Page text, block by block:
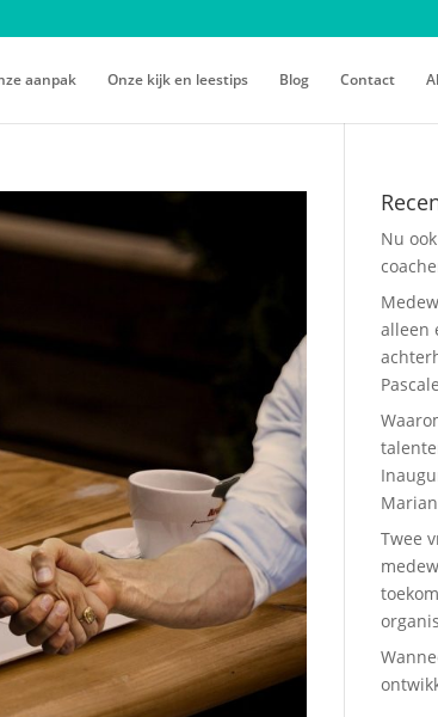
aanpak Onze kijk en leestips Blog Contact
Nu
alleen
Twee